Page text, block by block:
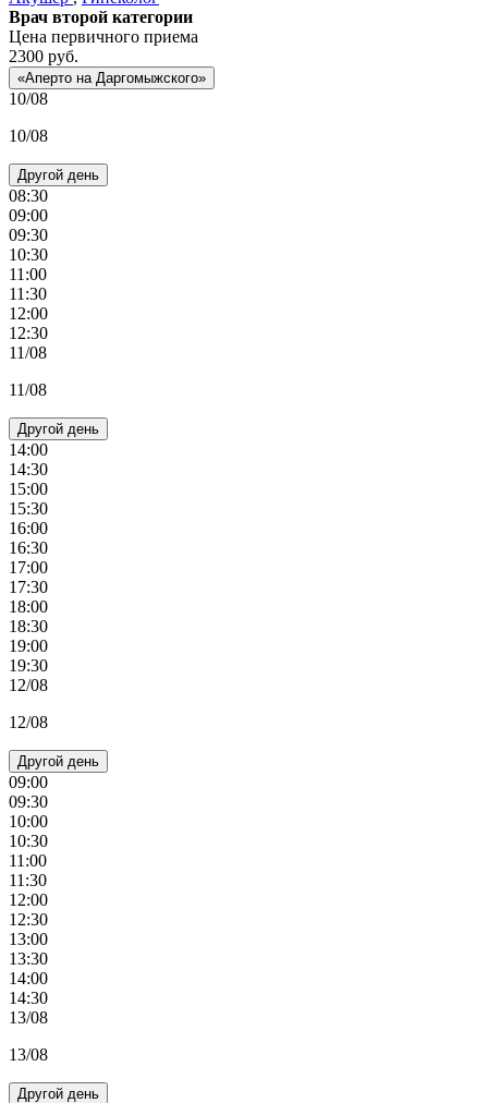
Врач второй категории
Цена первичного приема
2300 руб.
«Аперто на Даргомыжского»
10/08
10/08
Другой день
08:30
09:00
09:30
10:30
11:00
11:30
12:00
12:30
11/08
11/08
Другой день
14:00
14:30
15:00
15:30
16:00
16:30
17:00
17:30
18:00
18:30
19:00
19:30
12/08
12/08
Другой день
09:00
09:30
10:00
10:30
11:00
11:30
12:00
12:30
13:00
13:30
14:00
14:30
13/08
13/08
Другой день